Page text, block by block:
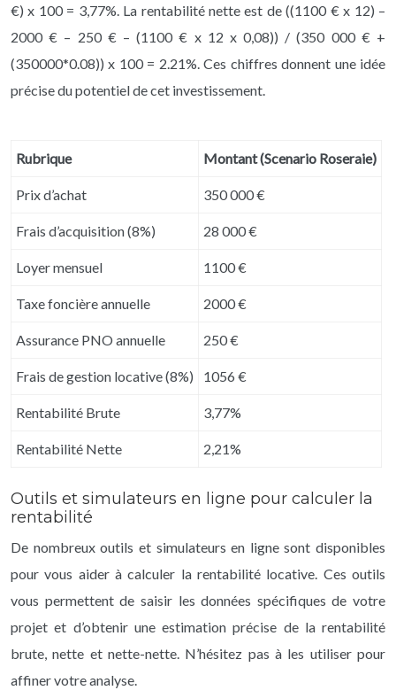
€) x 100 = 3,77%. La rentabilité nette est de ((1100 € x 12) –
2000 € – 250 € – (1100 € x 12 x 0,08)) / (350 000 € +
(350000*0.08)) x 100 = 2.21%. Ces chiffres donnent une idée
précise du potentiel de cet investissement.
Rubrique Montant (Scenario Roseraie)
Prix d’achat 350 000 €
Frais d’acquisition (8%) 28 000 €
Loyer mensuel 1100 €
Taxe foncière annuelle 2000 €
Assurance PNO annuelle 250 €
Frais de gestion locative (8%) 1056 €
Rentabilité Brute 3,77%
Rentabilité Nette 2,21%
Outils et simulateurs en ligne pour calculer la
rentabilité
De nombreux outils et simulateurs en ligne sont disponibles
pour vous aider à calculer la rentabilité locative. Ces outils
vous permettent de saisir les données spécifiques de votre
projet et d’obtenir une estimation précise de la rentabilité
brute, nette et nette-nette. N’hésitez pas à les utiliser pour
affiner votre analyse.